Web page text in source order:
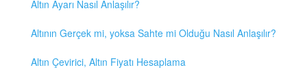
Altın Ayarı Nasıl Anlaşılır?
Altının Gerçek mi, yoksa Sahte mi Olduğu Nasıl Anlaşılır?
Altın Çevirici, Altın Fiyatı Hesaplama